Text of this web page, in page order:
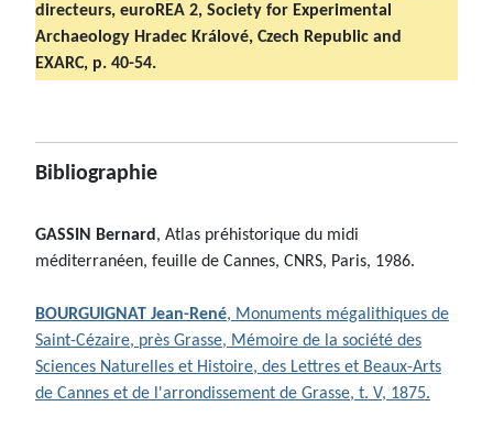
directeurs, euroREA 2, Society for Experimental
Archaeology Hradec Králové, Czech Republic and
EXARC, p. 40-54.
Bibliographie
GASSIN Bernard, Atlas préhistorique du midi
méditerranéen, feuille de Cannes, CNRS, Paris, 1986.
BOURGUIGNAT Jean-René, Monuments mégalithiques de
Saint-Cézaire, près Grasse, Mémoire de la société des
Sciences Naturelles et Histoire, des Lettres et Beaux-Arts
de Cannes et de l'arrondissement de Grasse, t. V, 1875.